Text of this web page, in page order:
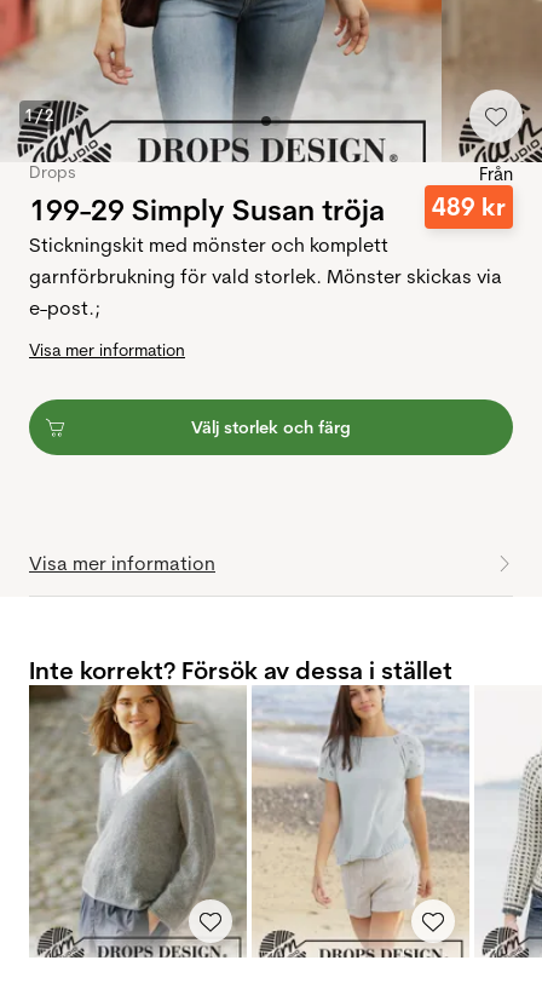
1/2
Drops
199-29 Simply Susan tröja
Från
489 kr
Stickningskit med mönster och komplett
garnförbrukning för vald storlek. Mönster skickas via
e-post.;
Visa mer information
Välj storlek och färg
Visa mer information
Inte korrekt? Försök av dessa i stället